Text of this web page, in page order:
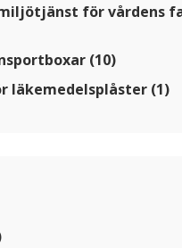
för vårdens
(10)
läkemedelsplåster (1)